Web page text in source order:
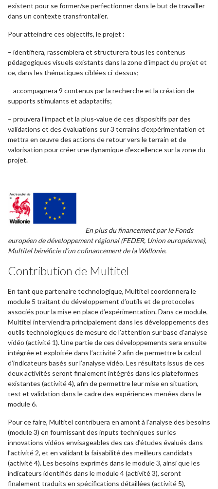
existent pour se former/se perfectionner dans le but de travailler
dans un contexte transfrontalier.
Pour atteindre ces objectifs, le projet :
– identifiera, rassemblera et structurera tous les contenus
pédagogiques visuels existants dans la zone d’impact du projet et
ce, dans les thématiques ciblées ci-dessus;
– accompagnera 9 contenus par la recherche et la création de
supports stimulants et adaptatifs;
– prouvera l’impact et la plus-value de ces dispositifs par des
validations et des évaluations sur 3 terrains d’expérimentation et
mettra en œuvre des actions de retour vers le terrain et de
valorisation pour créer une dynamique d’excellence sur la zone du
projet.
En plus du financement par le Fonds
européen de développement régional (FEDER, Union européenne),
Multitel bénéficie d’un cofinancement de la Wallonie.
Contribution de Multitel
En tant que partenaire technologique, Multitel coordonnera le
module 5 traitant du développement d’outils et de protocoles
associés pour la mise en place d’expérimentation. Dans ce module,
Multitel interviendra principalement dans les développements des
outils technologiques de mesure de l’attention sur base d’analyse
vidéo (activité 1). Une partie de ces développements sera ensuite
intégrée et exploitée dans l’activité 2 afin de permettre la calcul
d’indicateurs basés sur l’analyse vidéo. Les résultats issus de ces
deux activités seront finalement intégrés dans les plateformes
existantes (activité 4), afin de permettre leur mise en situation,
test et validation dans le cadre des expériences menées dans le
module 6.
Pour ce faire, Multitel contribuera en amont à l’analyse des besoins
(module 3) en fournissant des inputs techniques sur les
innovations vidéos envisageables des cas d’études évalués dans
l’activité 2, et en validant la faisabilité des meilleurs candidats
(activité 4). Les besoins exprimés dans le module 3, ainsi que les
indicateurs identifiés dans le module 4 (activité 3), seront
finalement traduits en spécifications détaillées (activité 5),